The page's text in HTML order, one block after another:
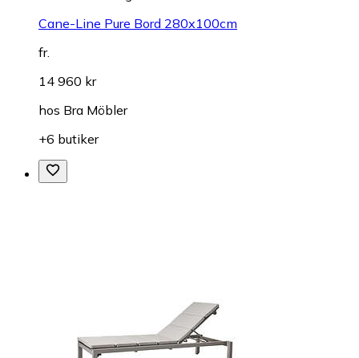
Cane-Line Pure Bord 280x100cm
fr.
14 960 kr
hos Bra Möbler
+6 butiker